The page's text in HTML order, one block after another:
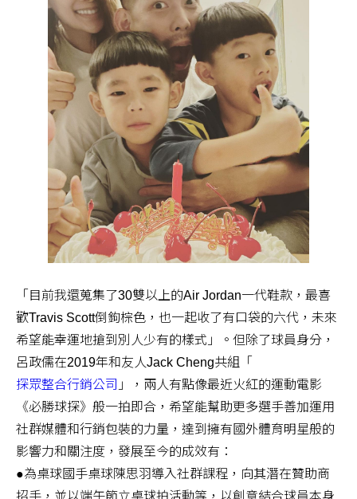
「目前我還蒐集了30雙以上的Air Jordan一代鞋款，最喜
歡Travis Scott倒鉤棕色，也一起收了有口袋的六代，未來
希望能幸運地搶到別人少有的樣式」。但除了球員身分，
呂政儒在2019年和友人Jack Cheng共組「
探眾整合行銷公司 」，兩人有點像最近火紅的運動電影
《必勝球探》般一拍即合，希望能幫助更多選手善加運用
社群媒體和行銷包裝的力量，達到擁有國外體育明星般的
影響力和關注度，發展至今的成效有：
●為桌球國手桌球陳思羽導入社群課程，向其潛在贊助商
招手，並以端午節立桌球拍活動等，以創意結合球員本身